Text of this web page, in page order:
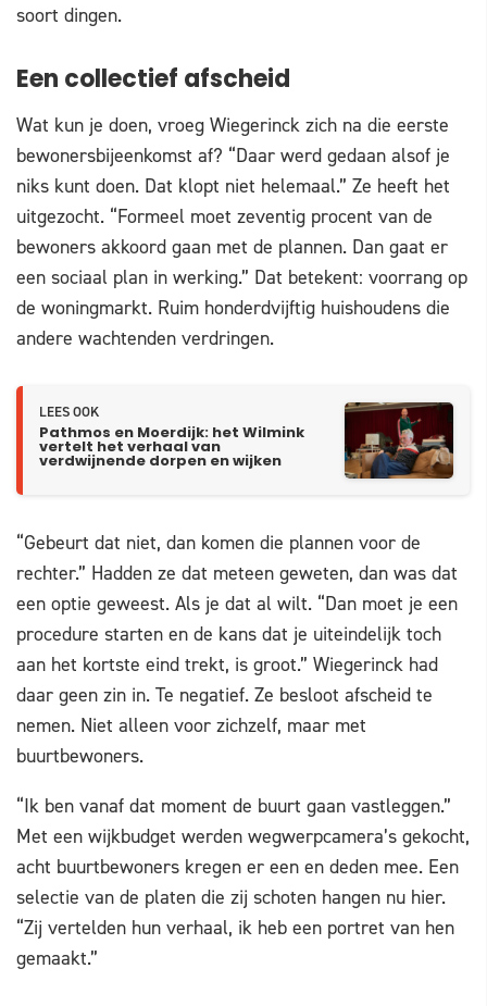
soort dingen.
Een collectief afscheid
Wat kun je doen, vroeg Wiegerinck zich na die eerste
bewonersbijeenkomst af? “Daar werd gedaan alsof je
niks kunt doen. Dat klopt niet helemaal.” Ze heeft het
uitgezocht. “Formeel moet zeventig procent van de
bewoners akkoord gaan met de plannen. Dan gaat er
een sociaal plan in werking.” Dat betekent: voorrang op
de woningmarkt. Ruim honderdvijftig huishoudens die
andere wachtenden verdringen.
LEES OOK
Pathmos en Moerdijk: het Wilmink
vertelt het verhaal van
verdwijnende dorpen en wijken
“Gebeurt dat niet, dan komen die plannen voor de
rechter.” Hadden ze dat meteen geweten, dan was dat
een optie geweest. Als je dat al wilt. “Dan moet je een
procedure starten en de kans dat je uiteindelijk toch
aan het kortste eind trekt, is groot.” Wiegerinck had
daar geen zin in. Te negatief. Ze besloot afscheid te
nemen. Niet alleen voor zichzelf, maar met
buurtbewoners.
“Ik ben vanaf dat moment de buurt gaan vastleggen.”
Met een wijkbudget werden wegwerpcamera’s gekocht,
acht buurtbewoners kregen er een en deden mee. Een
selectie van de platen die zij schoten hangen nu hier.
“Zij vertelden hun verhaal, ik heb een portret van hen
gemaakt.”